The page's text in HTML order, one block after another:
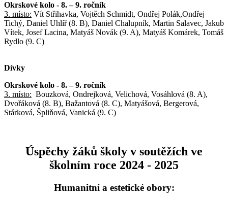
Okrskové kolo - 8. – 9. ročník
3. místo: Vít Střihavka, Vojtěch Schmidt, Ondřej Polák,Ondřej
Tichý, Daniel Uhlíř (8. B), Daniel Chalupník, Martin Salavec, Jakub
Vítek, Josef Lacina, Matyáš Novák (9. A), Matyáš Komárek, Tomáš
Rydlo (9. C)
Dívky
Okrskové kolo - 8. – 9. ročník
3. místo: Bouzková, Ondrejková, Velichová, Vosáhlová (8. A),
Dvořáková (8. B), Bažantová (8. C), Matyášová, Bergerová,
Stárková, Špliňová, Vanická (9. C)
Úspěchy žáků školy v soutěžích ve
školním roce 2024 - 2025
Humanitní a estetické obory: